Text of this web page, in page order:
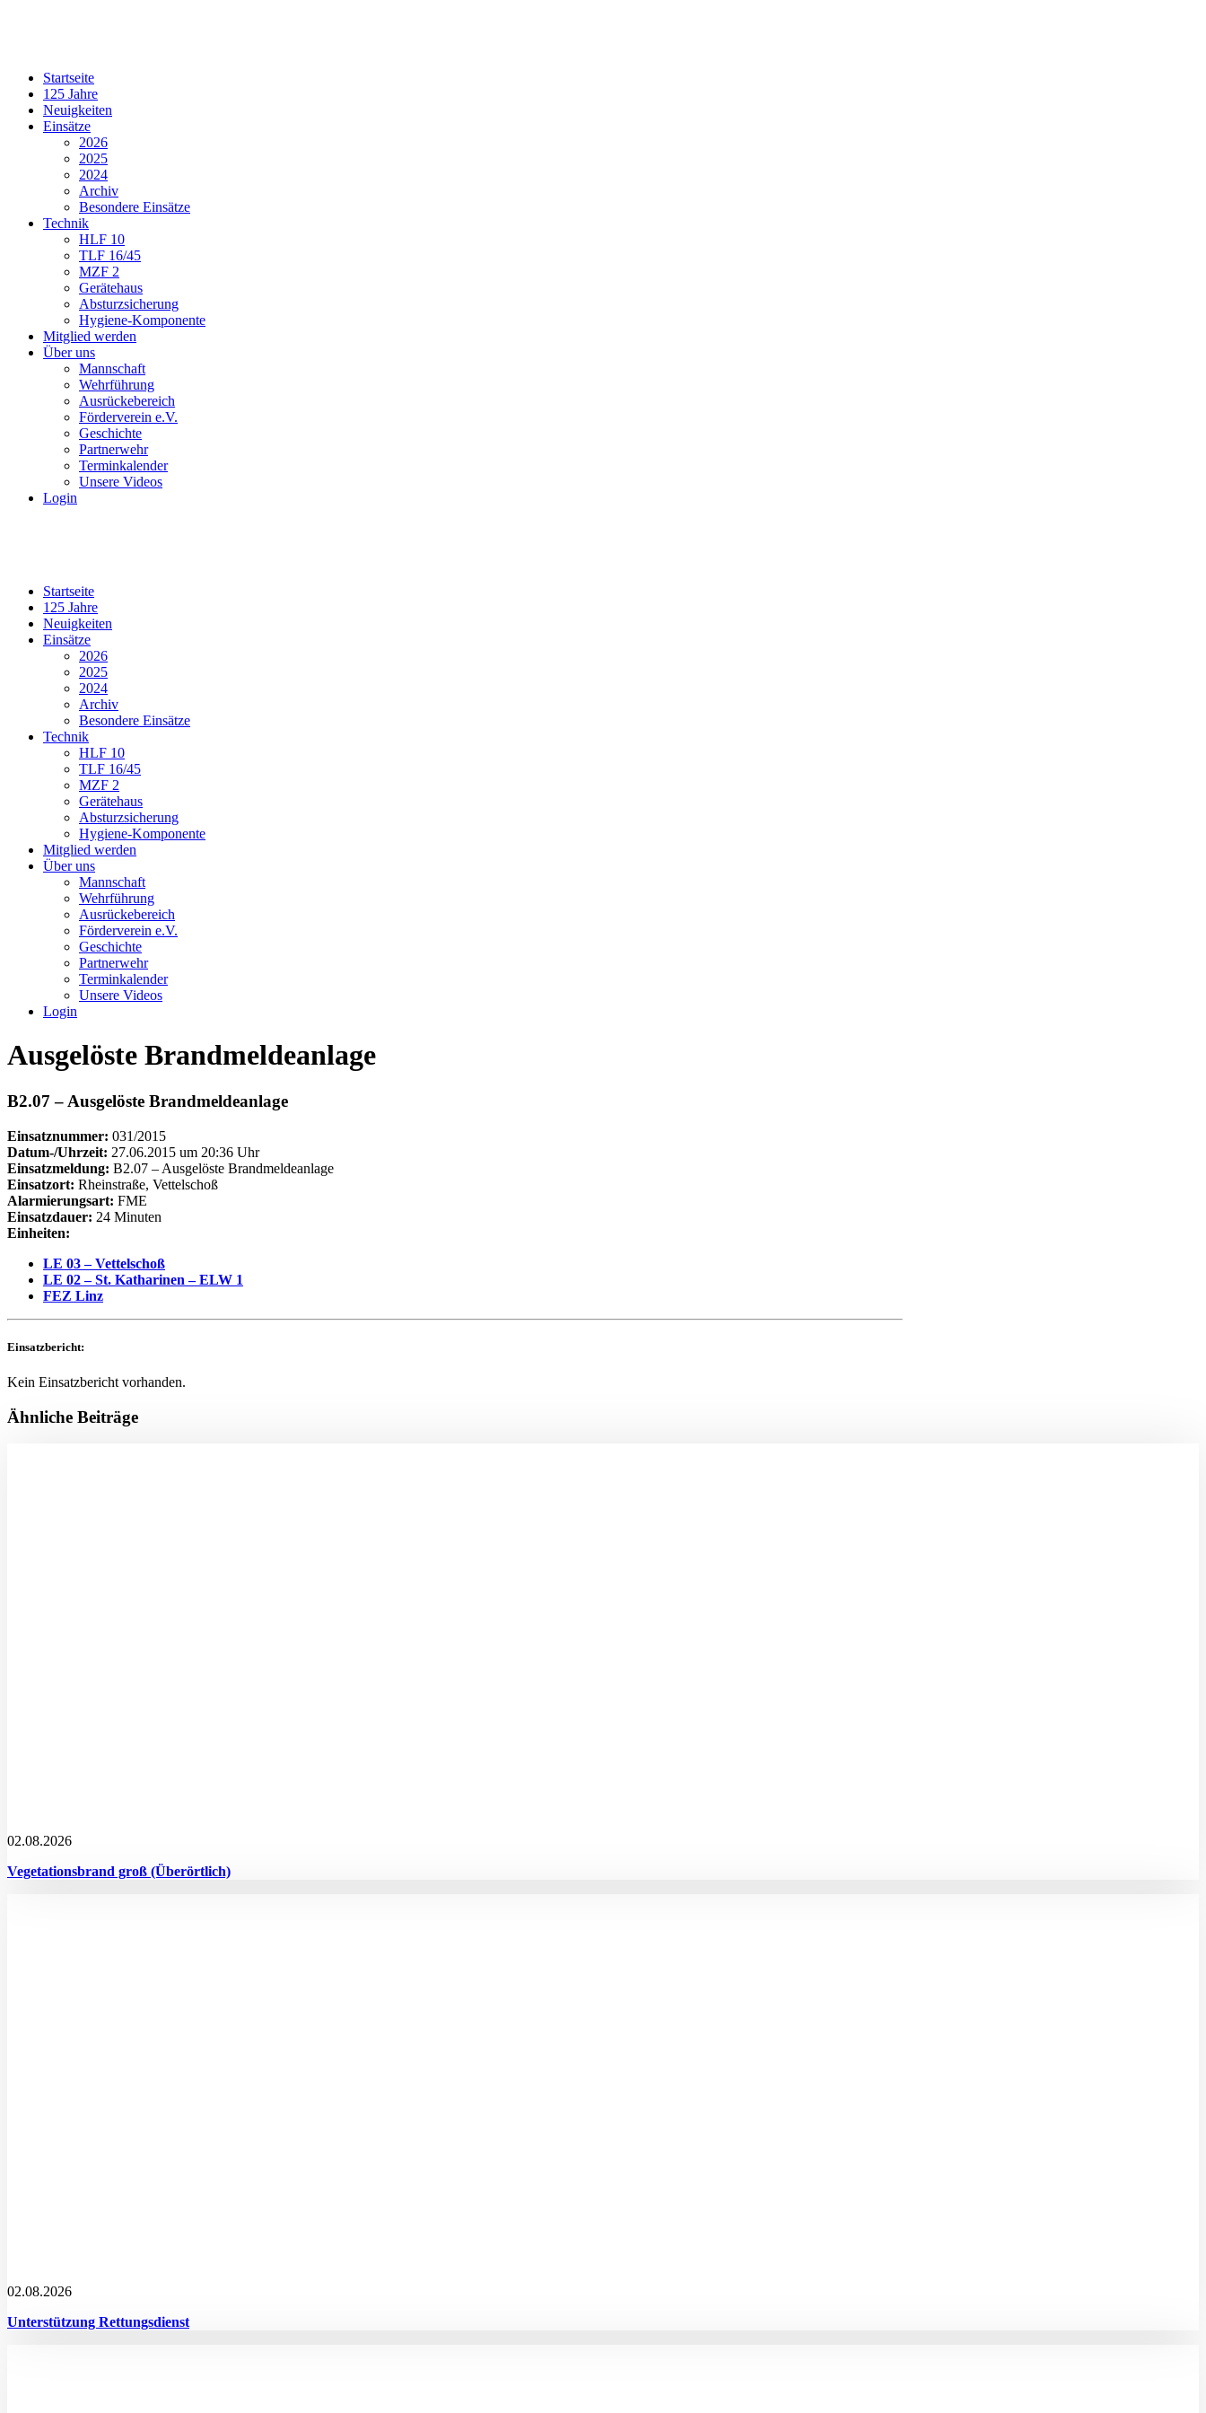
Startseite
125 Jahre
Neuigkeiten
Einsätze
2026
2025
2024
Archiv
Besondere Einsätze
Technik
HLF 10
TLF 16/45
MZF 2
Gerätehaus
Absturzsicherung
Hygiene-Komponente
Mitglied werden
Über uns
Mannschaft
Wehrführung
Ausrückebereich
Förderverein e.V.
Geschichte
Partnerwehr
Terminkalender
Unsere Videos
Login
Startseite
125 Jahre
Neuigkeiten
Einsätze
2026
2025
2024
Archiv
Besondere Einsätze
Technik
HLF 10
TLF 16/45
MZF 2
Gerätehaus
Absturzsicherung
Hygiene-Komponente
Mitglied werden
Über uns
Mannschaft
Wehrführung
Ausrückebereich
Förderverein e.V.
Geschichte
Partnerwehr
Terminkalender
Unsere Videos
Login
Ausgelöste Brandmeldeanlage
B2.07 – Ausgelöste Brandmeldeanlage
Einsatznummer: 031/2015
Datum-/Uhrzeit: 27.06.2015 um 20:36 Uhr
Einsatzmeldung: B2.07 – Ausgelöste Brandmeldeanlage
Einsatzort: Rheinstraße, Vettelschoß
Alarmierungsart: FME
Einsatzdauer: 24 Minuten
Einheiten:
LE 03 – Vettelschoß
LE 02 – St. Katharinen – ELW 1
FEZ Linz
Einsatzbericht:
Kein Einsatzbericht vorhanden.
Ähnliche Beiträge
02.08.2026
Vegetationsbrand groß (Überörtlich)
02.08.2026
Unterstützung Rettungsdienst